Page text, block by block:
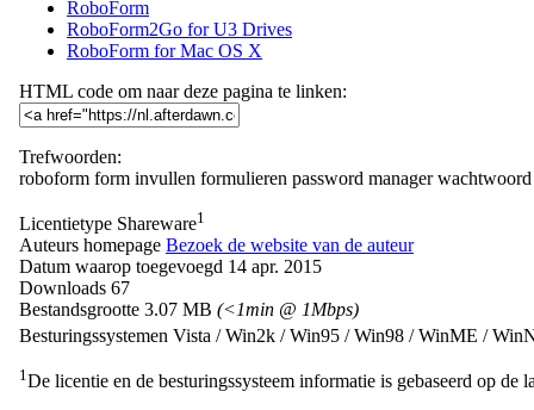
RoboForm
RoboForm2Go for U3 Drives
RoboForm for Mac OS X
HTML code om naar deze pagina te linken:
Trefwoorden:
roboform form invullen formulieren password manager wachtwoord
Licentietype Shareware1
Auteurs homepage Bezoek de website van de auteur
Datum waarop toegevoegd 14 apr. 2015
Downloads 67
Bestandsgrootte 3.07 MB (<1min @ 1Mbps)
Besturingssystemen Vista / Win2k / Win95 / Win98 / WinME /
1De licentie en de besturingssysteem informatie is gebaseerd op de